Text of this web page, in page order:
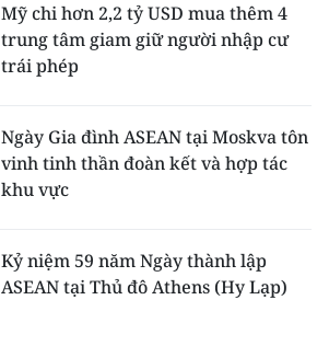
Mỹ chi hơn 2,2 tỷ USD mua thêm 4
trung tâm giam giữ người nhập cư
trái phép
Ngày Gia đình ASEAN tại Moskva tôn
vinh tinh thần đoàn kết và hợp tác
khu vực
Kỷ niệm 59 năm Ngày thành lập
ASEAN tại Thủ đô Athens (Hy Lạp)